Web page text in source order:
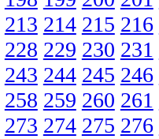
213 214 215 216
228 229 230 231
243 244 245 246
258 259 260 261
273 274 275 276